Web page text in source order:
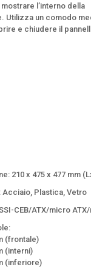
l’interno della
Utilizza un comodo
e chiudere il
210 x 475 x 477 mm
Acciaio, Plastica, Vetro
CEB/ATX/micro
(frontale)
(interni)
(inferiore)